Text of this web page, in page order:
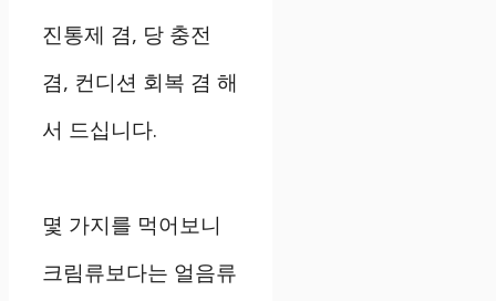
진통제 겸, 당 충전
겸, 컨디션 회복 겸 해
서 드십니다.
몇 가지를 먹어보니
크림류보다는 얼음류